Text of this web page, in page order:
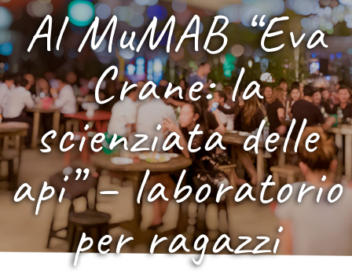
Al MuMAB “Eva
Crane: la
scienziata delle
api” – laboratorio
per ragazzi